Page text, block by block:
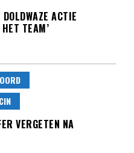
ACTIE
TEAM’
VERGETEN NA